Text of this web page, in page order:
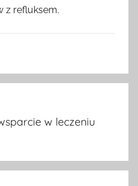
z refluksem.
w leczeniu